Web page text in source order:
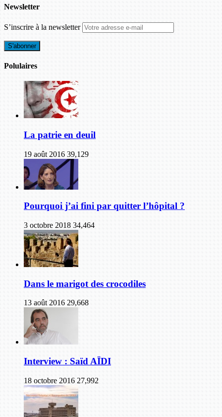
Newsletter
S’inscrire à la newsletter
Polulaires
La patrie en deuil
19 août 2016 39,129
Pourquoi j’ai fini par quitter l’hôpital ?
3 octobre 2018 34,464
Dans le marigot des crocodiles
13 août 2016 29,668
Interview : Saïd AÏDI
18 octobre 2016 27,992